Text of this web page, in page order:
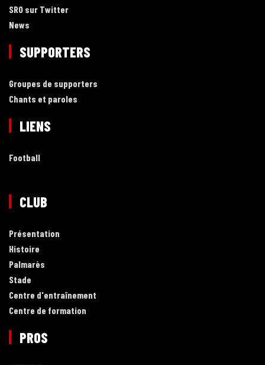
SRO sur Twitter
News
SUPPORTERS
Groupes de supporters
Chants et paroles
LIENS
Football
CLUB
Présentation
Histoire
Palmarès
Stade
Centre d'entraînement
Centre de formation
PROS